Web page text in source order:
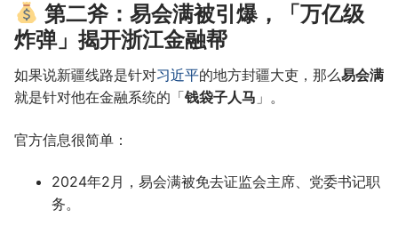
第二斧：易会满被引爆，「万亿级
炸弹」揭开浙江金融帮
如果说新疆线路是针对习近平的地方封疆大吏，那么易会满
就是针对他在金融系统的「钱袋子人马 」。
官方信息很简单：
2024年2月，易会满被免去证监会主席、党委书记职
务。